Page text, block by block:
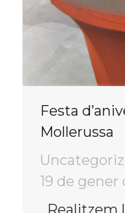
Festa
Mollerussa
19 de gener